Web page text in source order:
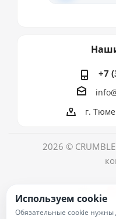
+7
г.
2026 ©
Используем cookie
Обязательные cookie нужны